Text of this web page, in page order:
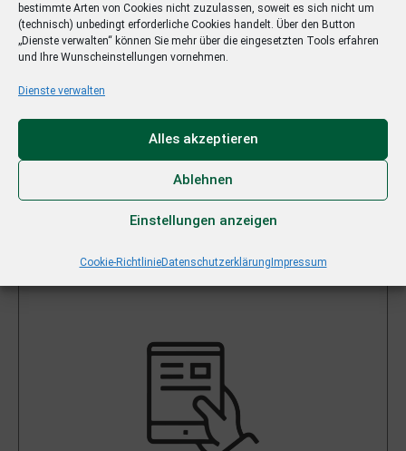
bestimmte Arten von Cookies nicht zuzulassen, soweit es sich nicht um
(technisch) unbedingt erforderliche Cookies handelt. Über den Button
„Dienste verwalten“ können Sie mehr über die eingesetzten Tools erfahren
und Ihre Wunscheinstellungen vornehmen.
Dienste verwalten
Alles akzeptieren
Ablehnen
Einstellungen anzeigen
Cookie-RichtlinieDatenschutzerklärungImpressum